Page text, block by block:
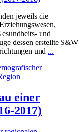
jeweils die
und
dessen erstellte S&W
und ...
einer
2017)